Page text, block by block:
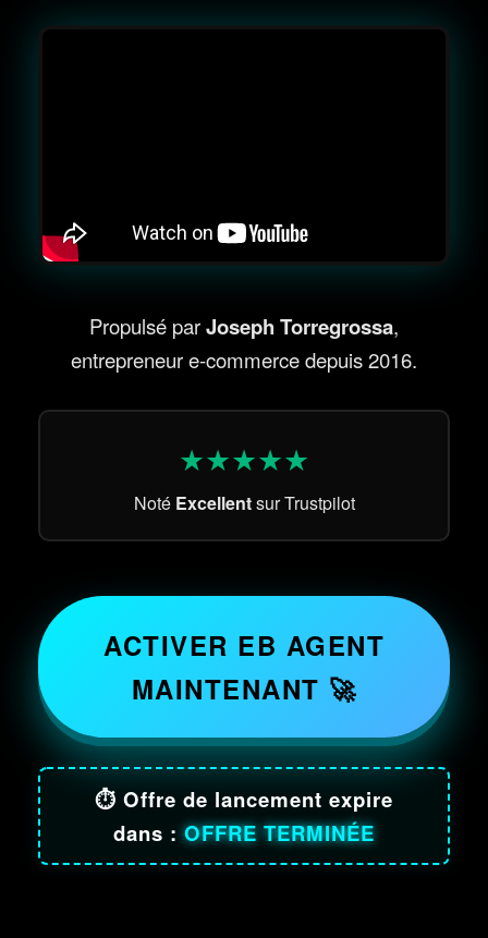
Propulsé parJoseph Torregrossa,
entrepreneur e-commerce depuis 2016.
★★★★★
Noté Excellentsur Trustpilot
ACTIVER EB AGENT
MAINTENANT 🚀
⏱️ Offre de lancement expire
dans :OFFRE TERMINÉE